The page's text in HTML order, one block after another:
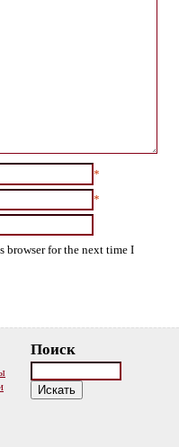
*
*
browser for the next time I
Поиск